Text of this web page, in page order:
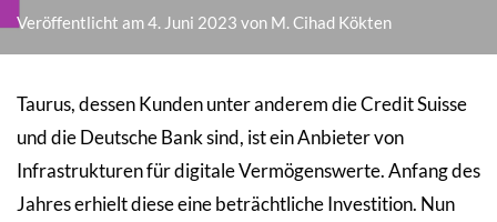
Veröffentlicht am4. Juni 2023 von M. Cihad Kökten
Taurus, dessen Kunden unter anderem die Credit Suisse
und die Deutsche Bank sind, ist ein Anbieter von
Infrastrukturen für digitale Vermögenswerte. Anfang des
Jahres erhielt diese eine beträchtliche Investition. Nun